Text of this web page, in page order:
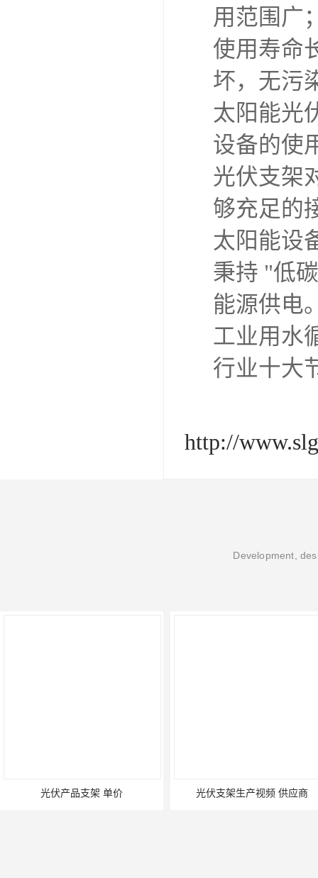
用范围广
使用寿命
坏，无污
太阳能光
设备的使
光伏支架
够充足的
太阳能设
秉持 "低
能源供电
工业用水
行业十大
http://
Development,
光伏产品支架 单价 光伏支架生产视频 供应商